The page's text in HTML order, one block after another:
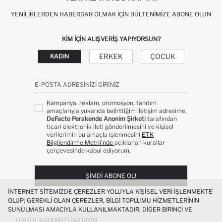
YENILIKLERDEN HABERDAR OLMAK İÇIN BÜLTENIMIZE ABONE OLUN
KIM IÇIN ALIŞVERIŞ YAPIYORSUN?
KADIN ERKEK ÇOCUK
E-POSTA ADRESINIZI GIRINIZ
Kampanya, reklam, promosyon, tanıtım
amaçlarıyla yukarıda belirttiğim iletişim adresime,
DeFacto Perakende Anonim Şirketi tarafından
ticari elektronik ileti gönderilmesini ve kişisel
verilerimin bu amaçla işlenmesini ETK
Bilgilendirme Metni’nde açıklanan kurallar
çerçevesinde kabul ediyorum.
ŞIMDI ABONE OL!
UYGULAMAMIZI İNDIRIN
İNTERNET SITEMIZDE ÇEREZLER YOLUYLA KIŞISEL VERI IŞLENMEKTE
OLUP; GEREKLI OLAN ÇEREZLER, BILGI TOPLUMU HIZMETLERININ
SUNULMASI AMACIYLA KULLANILMAKTADIR. DIĞER BIRINCI VE
ÜÇÜNCÜ TARAF ÇEREZLER ISE SIZE DAHA IYI BIR ALIŞVERIŞ